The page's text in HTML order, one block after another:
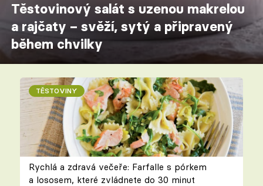
Těstovinový salát s uzenou makrelou
a rajčaty – svěží, sytý a připravený
během chvilky
TĚSTOVINY
Rychlá a zdravá večeře: Farfalle s pórkem
a lososem, které zvládnete do 30 minut